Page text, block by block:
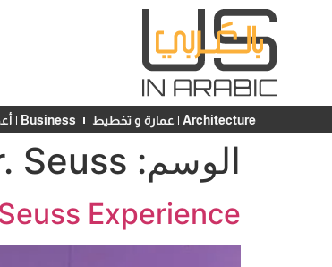
Architecture | عمارة و تخطيط Business | أعمال
الوسم: Seuss
Experience